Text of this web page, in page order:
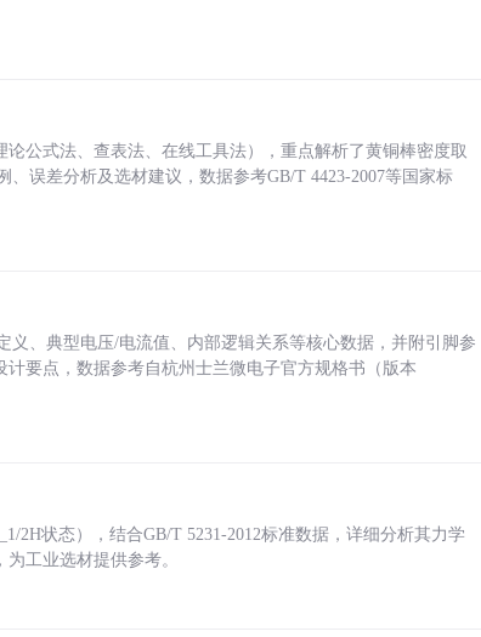
公式法、查表法、在线工具法），重点解析了黄铜棒密度取
误差分析及选材建议，数据参考GB/T 4423-2007等国家标
义、典型电压/电流值、内部逻辑关系等核心数据，并附引脚参
要点，数据参考自杭州士兰微电子官方规格书（版本
2H状态），结合GB/T 5231-2012标准数据，详细分析其力学
工业选材提供参考。